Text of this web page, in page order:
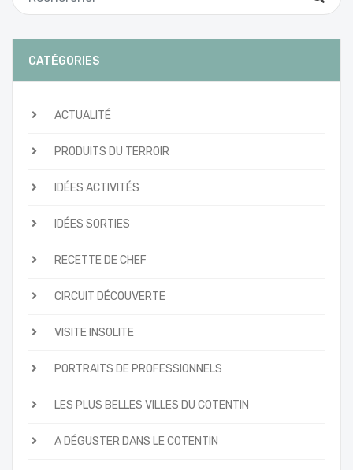
CATÉGORIES
ACTUALITÉ
PRODUITS DU TERROIR
IDÉES ACTIVITÉS
IDÉES SORTIES
RECETTE DE CHEF
CIRCUIT DÉCOUVERTE
VISITE INSOLITE
PORTRAITS DE PROFESSIONNELS
LES PLUS BELLES VILLES DU COTENTIN
A DÉGUSTER DANS LE COTENTIN